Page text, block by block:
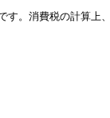
す。消費税の計算上